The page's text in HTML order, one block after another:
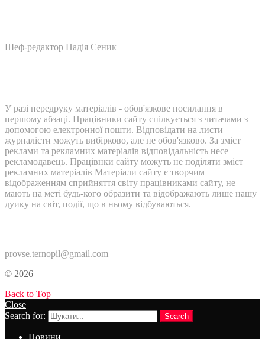
Шеф-редактор Надія Сеник
У разі передруку матеріалів - обов'язкове посилання в
першому абзаці. Працівники сайту спілкується з читачами з
допомогою електронної пошти. Відповідати на листи
журналісти можуть вибірково, але не обов'язково. За зміст
реклами та рекламних матеріалів відповідальність несе
рекламодавець. Працівнки сайту можуть не поділяти зміст
рекламних матеріалів Матеріали сайту є творчим
відображенням сприйняття світу працівниками сайту, не
мають на меті будь-кого образити та відображають лише нашу
дуику на світ, події, що в ньому відбуваються.
provse.ternopil@gmail.com
© 2026
Back to Top
Close
Search for:
Search